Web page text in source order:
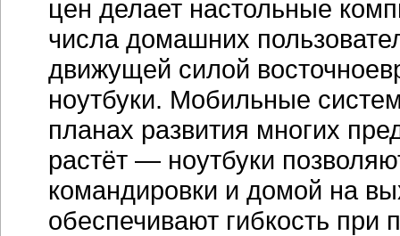
цен делает настольные
числа домашних
движущей силой
ноутбуки. Мобильные
планах развития многих
растёт — ноутбуки
командировки и домой на
обеспечивают гибкость при